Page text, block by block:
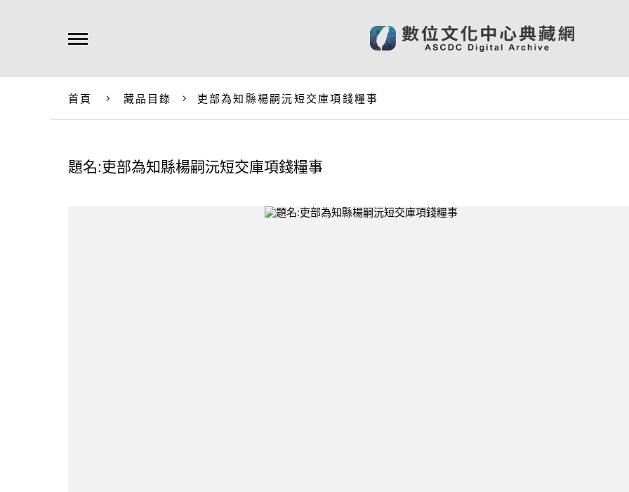
首頁 藏品目錄 吏部為知縣楊嗣沅短交庫項錢糧事
題名:吏部為知縣楊嗣沅短交庫項錢糧事